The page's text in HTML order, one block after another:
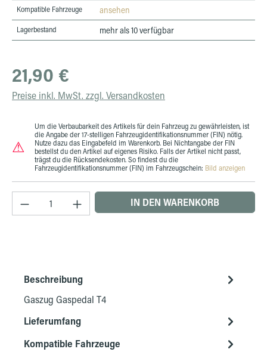
Kompatible Fahrzeuge ansehen
Lagerbestand mehr als 10 verfügbar
Regulärer Preis:
21,90 €
Preise inkl. MwSt. zzgl. Versandkosten
⚠
Um die Verbaubarkeit des Artikels für dein Fahrzeug zu gewährleisten, ist
die Angabe der 17-stelligen Fahrzeugidentifikationsnummer (FIN) nötig.
Nutze dazu das Eingabefeld im Warenkorb. Bei Nichtangabe der FIN
bestellst du den Artikel auf eigenes Risiko. Falls der Artikel nicht passt,
trägst du die Rücksendekosten. So findest du die
Fahrzeugidentifikationsnummer (FIN) im Fahrzeugschein: Bild anzeigen
Produkt Anzahl: Gib den gewünschten Wert
IN DEN WARENKORB
Beschreibung
Gaszug Gaspedal T4
Lieferumfang
Kompatible Fahrzeuge